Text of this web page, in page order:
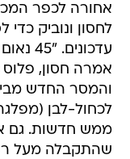
אחורה לכפר
לחסון ונוביק
אמרה חסון,
והמסר החדש
לכחול-לבן
שהתקבלה מעל